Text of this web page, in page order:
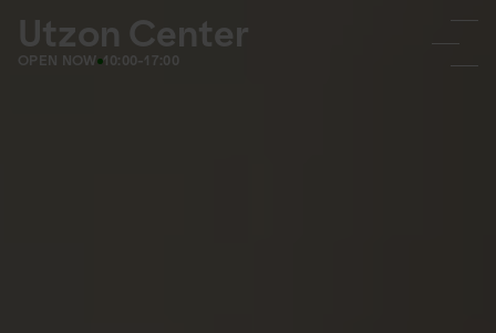
Utzon Center
OPEN NOW 10:00-17:00